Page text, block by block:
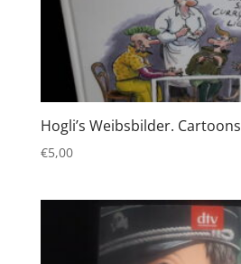
Hogli’s Weibsbilder. Cartoons
€5,00